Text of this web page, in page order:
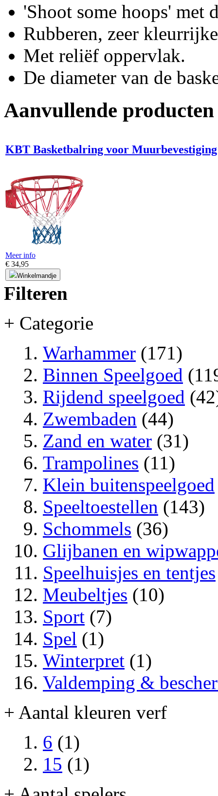
'Shoot some hoops' met
Rubberen, zeer
Met reliëf oppervlak.
De diameter van de
Aanvullende producten
KBT Basketbalring voor Muurbevestiging
Meer info
€ 34,95
Winkelmandje
Filteren
+ Categorie
Warhammer (171)
Binnen Speelgoed
Rijdend speelgoed
Zwembaden (44)
Zand en water (31)
Trampolines (11)
Klein buitenspeelgoed
Speeltoestellen (143)
Schommels (36)
Glijbanen en
Speelhuisjes en tentjes
Meubeltjes (10)
Sport (7)
Spel (1)
Winterpret (1)
Valdemping &
+ Aantal kleuren verf
6 (1)
15 (1)